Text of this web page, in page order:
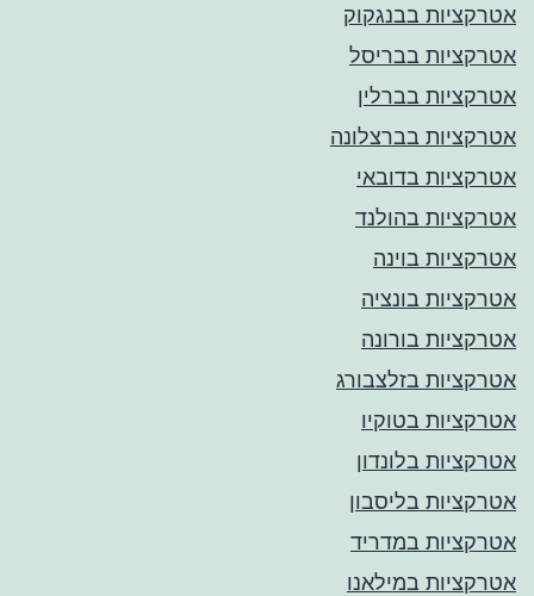
אטרקציות בבנגקוק
אטרקציות בבריסל
אטרקציות בברלין
אטרקציות בברצלונה
אטרקציות בדובאי
אטרקציות בהולנד
אטרקציות בוינה
אטרקציות בונציה
אטרקציות בורונה
אטרקציות בזלצבורג
אטרקציות בטוקיו
אטרקציות בלונדון
אטרקציות בליסבון
אטרקציות במדריד
אטרקציות במילאנו